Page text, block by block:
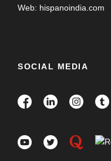
Web: hispanoindia.com
SOCIAL MEDIA